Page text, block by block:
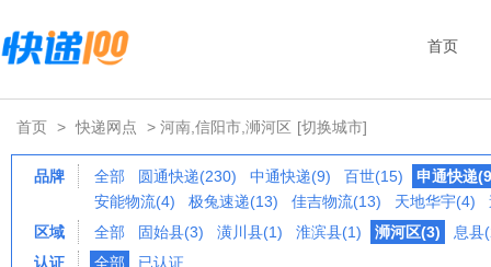
首页
首页 > 快递网点 > 河南,信阳市,浉河区 [切换城市]
品牌 全部 圆通快递(230) 中通快递(9) 百世(15)
申通快递
安能物流(4)
极兔速递(13) 佳吉物流(13) 天地华宇(4)
区域
全部 固始县(3) 潢川县(1) 淮滨县(1) 浉河区(3)
息县
认证
全部 已认证